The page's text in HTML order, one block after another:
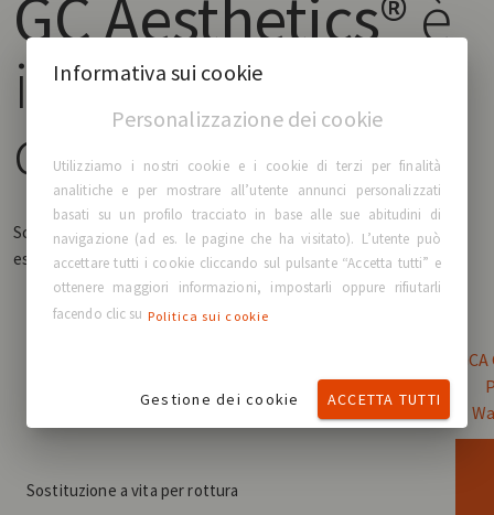
GC Aesthetics®è
il tuo compagno
di vita.
Scopri e confronta i vantaggi della nostra garanzia GRATUITA
estesa
Sostituzione a vita per rottura
Informativa sui cookie
Personalizzazione dei cookie
Utilizziamo i nostri cookie e i cookie di terzi per finalità
analitiche e per mostrare all’utente annunci personalizzati
basati su un profilo tracciato in base alle sue abitudini di
navigazione (ad es. le pagine che ha visitato). L’utente può
accettare tutti i cookie cliccando sul pulsante “Accetta tutti” e
ottenere maggiori informazioni, impostarli oppure rifiutarli
facendo clic su Politica sui cookie
Gestione dei cookie ACCETTA TUTTI